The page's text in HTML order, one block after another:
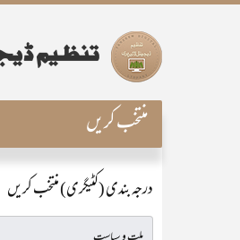
منتخب کریں
درجہ بندی (کٹیگری) منتخب کریں